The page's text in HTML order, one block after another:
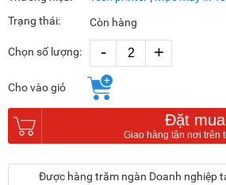
Trạng thái:
Còn hàng
Chọn số lượng: - +
Cho vào giỏ
Đặt mua
Được hàng trăm ngàn Doanh nghiệp